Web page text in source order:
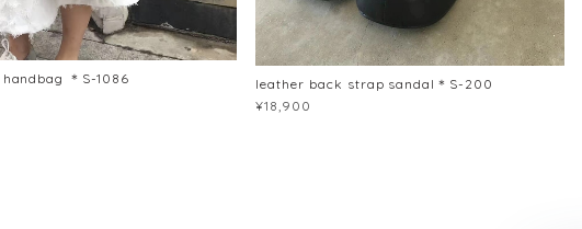
＊S-1086
leather back strap sandal＊S-200
¥18,900